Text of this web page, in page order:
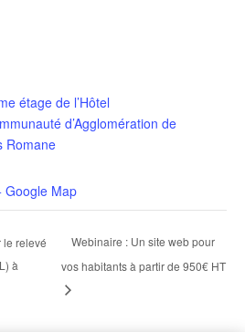
étage de l’Hôtel
d’Agglomération de
Romane
Google Map
le relevé
à
Webinaire : Un site web pour
vos habitants à partir de 950€ HT